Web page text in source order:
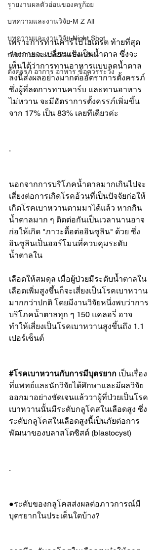
รายงานผลตัวอ่อนของครูก้อย
บทความและงานวิจัย-M Z All
บทความและงานวิจัย-Night Shot
บทความและงานวิจัย-Ferti9oil
ตั้งครรภ์ อาการ อาหาร ข้อควรระวัง
.
เพราะการทานคาร์โบไฮเดรต ท้ายที่สุด
ร่างกายจะเปลี่ยนแป้งเป็นน้ำตาล ซึ่งจะ
เห็นได้ว่าการทานอาหารแบบลดน้ำตาล
ลงนี้ส่งผลอย่างมากต่ออัตราการตั้งครรภ์
ซึ่งผู้ที่ลดการทานคาร์บ และทานอาหาร
ไม่หวาน จะมีอัตราการตั้งครรภ์เพิ่มขึ้น
จาก 17% เป็น 83% เลยทีเดียวค่ะ
.
นอกจากการบริโภคน้ำตาลมากเกินไปจะ
เสี่ยงต่อการเกิดโรคอ้วนที่เป็นปัจจัยก่อให้
เกิดโรคเบาหวานตามมาได้แล้ว หากกิน
น้ำตาลมาก ๆ ติดต่อกันเป็นเวลานานอาจ
ก่อให้เกิด "ภาวะดื้อต่ออินซูลิน" ด้วย ซึ่ง
อินซูลินเป็นฮอร์โมนที่ควบคุมระดับ
น้ำตาลใน
เลือดให้สมดุล เมื่อผู้ป่วยมีระดับน้ำตาลใน
เลือดเพิ่มสูงขึ้นก็จะเสี่ยงเป็นโรคเบาหวาน
มากกว่าปกติ โดยมีงานวิจัยหนึ่งพบว่าการ
บริโภคน้ำตาลทุก ๆ 150 แคลอรี่ อาจ
ทำให้เสี่ยงเป็นโรคเบาหวานสูงขึ้นถึง 1.1
เปอร์เซ็นต์
#โรคเบาหวานกับการมีบุตรยาก เป็นเรื่อง
ที่แพทย์และนักวิจัยได้ศึกษาและมีผลวิจัย
ออกมาอย่างชัดเจนแล้ววาผู้ที่ป่วยเป็นโรค
เบาหวานนั้นมีระดับกลูโคสในเลือดสูง ซึ่ง
ระดับกลูโคสในเลือดสูงนี้เป็นภัยต่อการ
พัฒนาของบลาสโตซิสต์ (blastocyst)
.
●ระดับของกลูโคสส่งผลต่อภาวการณ์มี
บุตรยากในประเด็นใดบ้าง?